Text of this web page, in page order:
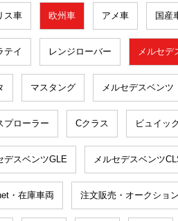
ス車 欧州車 アメ車 国産
テイ レンジローバー メルセデ
マスタング メルセデスベンツ
プローラー Cクラス ビュイック
デスベンツGLE メルセデスベンツ
・在庫車両 注文販売・オークショ